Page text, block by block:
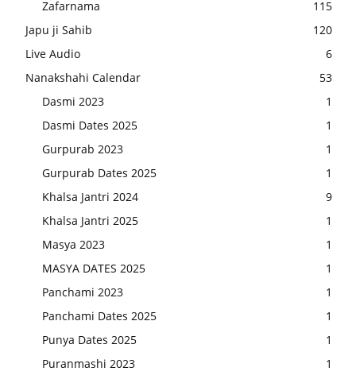
Zafarnama
115
Japu ji Sahib
120
Live Audio
6
Nanakshahi Calendar
53
Dasmi 2023
1
Dasmi Dates 2025
1
Gurpurab 2023
1
Gurpurab Dates 2025
1
Khalsa Jantri 2024
9
Khalsa Jantri 2025
1
Masya 2023
1
MASYA DATES 2025
1
Panchami 2023
1
Panchami Dates 2025
1
Punya Dates 2025
1
Puranmashi 2023
1